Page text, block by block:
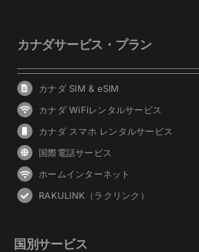
カナダサービス・プラン
カナダ SIM & eSIM
カナダ WiFiレンタルサービス
カナダ スマホ レンタルサービス
国際電話サービス
ホームインターネット
RAKULINK（ラクリンク）
国別サービス